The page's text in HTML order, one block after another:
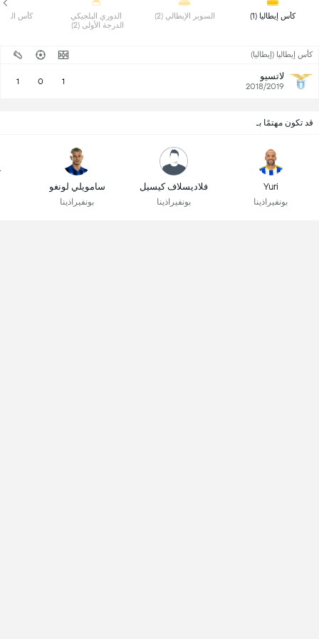
كأس إيطاليا (1) السوبر الإيطالي (2)
الدرجة الأولى (2)
كأس
كأس إيطاليا (إيطاليا)
لاتسيو
2018/2019
1
0
1
قد تكون مهتمًا بـ
Yuri
بونفيراذينا
فلاديسلاف كيسيل
بونفيراذينا
سامويلي لونغو
بونفيراذينا